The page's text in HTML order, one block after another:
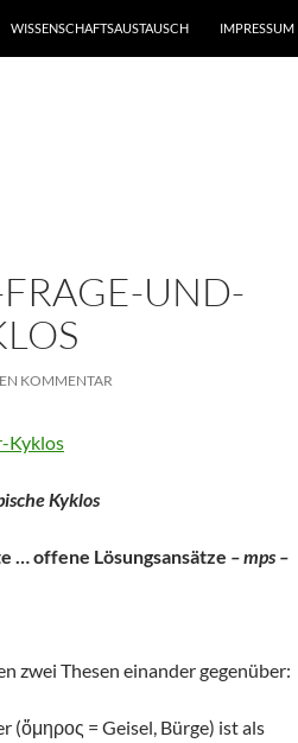
WISSENSCHAFTSAUSTAUSCH IMPRESSUM
UND-
KOMMENTAR
Kyklos
Kyklos
… offene Lösungsansätze – mps –
zwei Thesen einander gegenüber:
(ὅμηρος = Geisel, Bürge) ist als